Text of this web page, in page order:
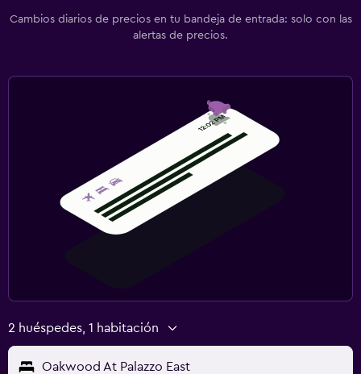
Cambios diarios de precios en tu bandeja de entrada: solo con las
alertas de precios.
2 huéspedes, 1 habitación
Oakwood At Palazzo East